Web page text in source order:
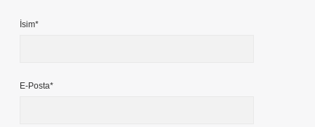
İsim*
E-Posta*